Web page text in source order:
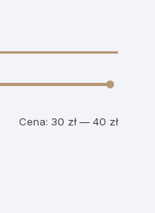
Cena
Cena
Cena: 30 zł— 40 zł